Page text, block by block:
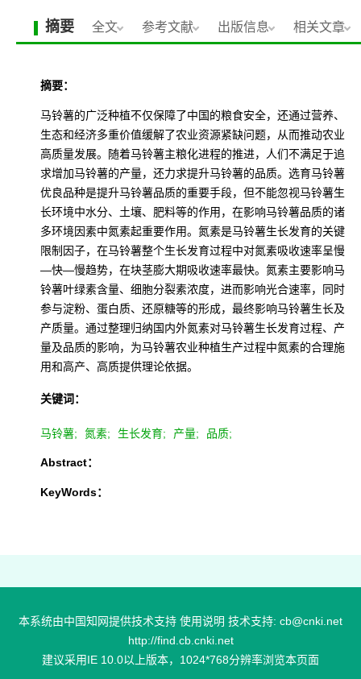
摘要 全文 参考文献 出版信息 相关文章
摘要：
马铃薯的广泛种植不仅保障了中国的粮食安全，还通过营养、
生态和经济多重价值缓解了农业资源紧缺问题，从而推动农业
高质量发展。随着马铃薯主粮化进程的推进，人们不满足于追
求增加马铃薯的产量，还力求提升马铃薯的品质。选育马铃薯
优良品种是提升马铃薯品质的重要手段，但不能忽视马铃薯生
长环境中水分、土壤、肥料等的作用，在影响马铃薯品质的诸
多环境因素中氮素起重要作用。氮素是马铃薯生长发育的关键
限制因子，在马铃薯整个生长发育过程中对氮素吸收速率呈慢
—快—慢趋势，在块茎膨大期吸收速率最快。氮素主要影响马
铃薯叶绿素含量、细胞分裂素浓度，进而影响光合速率，同时
参与淀粉、蛋白质、还原糖等的形成，最终影响马铃薯生长及
产质量。通过整理归纳国内外氮素对马铃薯生长发育过程、产
量及品质的影响，为马铃薯农业种植生产过程中氮素的合理施
用和高产、高质提供理论依据。
关键词：
马铃薯; 氮素; 生长发育; 产量; 品质;
Abstract：
KeyWords：
本系统由中国知网提供技术支持 使用说明 技术支持: cb@cnki.net
http://find.cb.cnki.net
建议采用IE 10.0以上版本，1024*768分辨率浏览本页面